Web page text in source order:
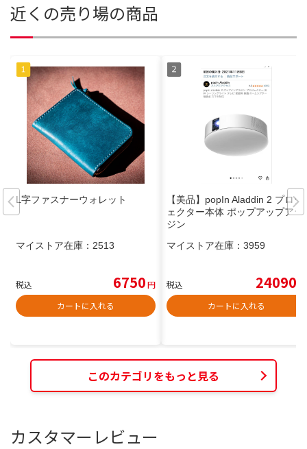
近くの売り場の商品
L字ファスナーウォレット
マイストア在庫： 2513
税込 6750円
カートに入れる
【美品】popIn Aladdin 2 プロジ
ェクター本体 ポップアップアラ
ジン
マイストア在庫： 3959
税込 24090
カートに入れる
このカテゴリをもっと見る
カスタマーレビュー